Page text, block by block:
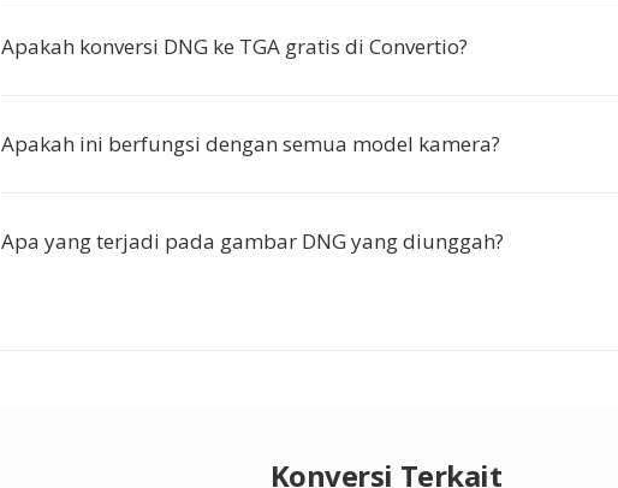
Apakah konversi DNG ke TGA gratis di Convertio?
Apakah ini berfungsi dengan semua model kamera?
Apa yang terjadi pada gambar DNG yang diunggah?
Konversi Terkait